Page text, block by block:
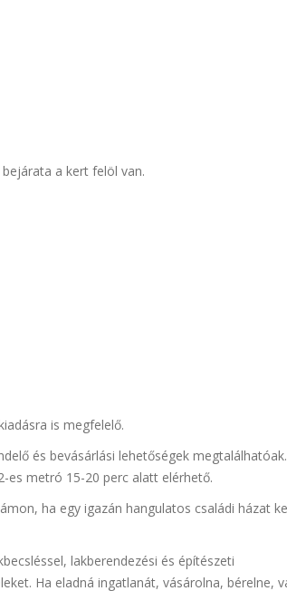
a kert felöl van.
is megfelelő.
és bevásárlási lehetőségek
es metró 15-20 perc alatt elérhető.
ha egy igazán hangulatos családi házat
lakberendezési és építészeti
Ha eladná ingatlanát, vásárolna, bérelne,